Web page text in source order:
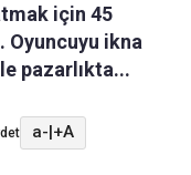
için 45
Oyuncuyu ikna
pazarlıkta...
a-|+A